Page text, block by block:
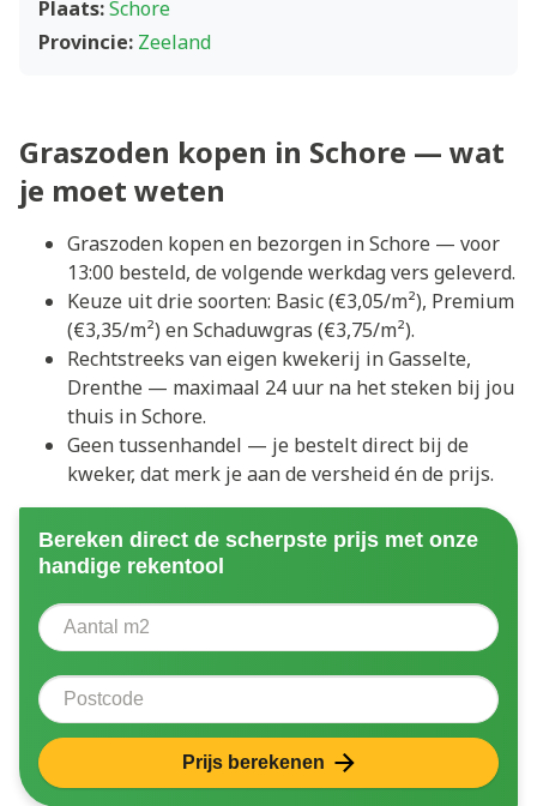
Plaats:Schore
Provincie: Zeeland
Graszoden kopen in Schore — wat
je moet weten
Graszoden kopen en bezorgen in Schore — voor
13:00 besteld, de volgende werkdag vers geleverd.
Keuze uit drie soorten: Basic (€3,05/m²), Premium
(€3,35/m²) en Schaduwgras (€3,75/m²).
Rechtstreeks van eigen kwekerij in Gasselte,
Drenthe — maximaal 24 uur na het steken bij jou
thuis in Schore.
Geen tussenhandel — je bestelt direct bij de
kweker, dat merk je aan de versheid én de prijs.
Bereken direct de scherpste prijs met onze
handige rekentool
Aantal vierkante meter
Postcode
Prijs berekenen